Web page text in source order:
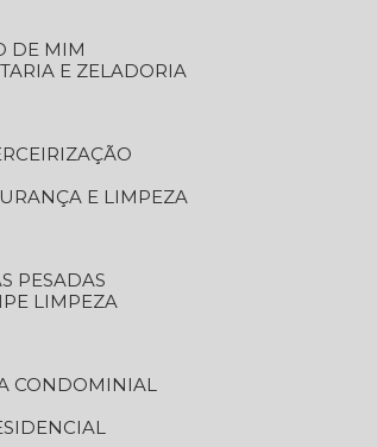
DE MIM
E ZELADORIA
E LIMPEZA
PESADAS
LIMPEZA
CONDOMINIAL